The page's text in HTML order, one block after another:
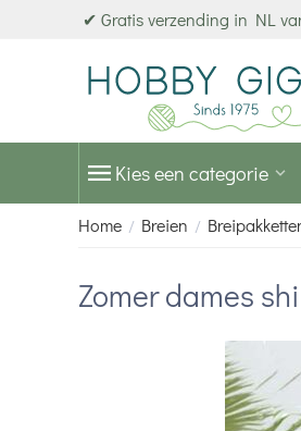
✔ Gratis verzending in NL
Kies een categorie
Home / Breien /
Zomer dames